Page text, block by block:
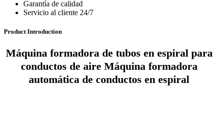
Garantía de calidad
Servicio al cliente 24/7
Product Introduction
Máquina formadora de tubos en espiral para
conductos de aire Máquina formadora
automática de conductos en espiral